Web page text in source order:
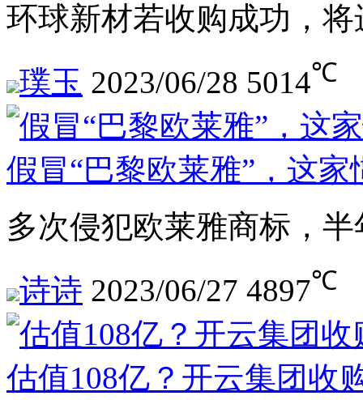
环球新材若收购成功，
璞玉 2023/06/28 5014℃
假冒“巴黎欧莱雅”，这
多次侵犯欧莱雅商标，
诗诗 2023/06/27 4897℃
估值108亿？开云集团收